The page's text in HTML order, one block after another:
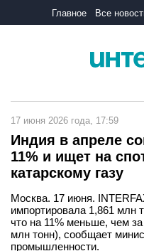
Главное Все
17 июня 2026 года, 17:59
Индия в апреле
11% и ищет на
катарскому газу
Москва. 17 июня.
импортировала 1,861 млн
что на 11% меньше, чем
млн тонн), сообщает
промышленности.